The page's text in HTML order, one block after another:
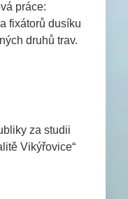
práce:
fixátorů dusíku
druhů trav.
za studii
Vikýřovice“